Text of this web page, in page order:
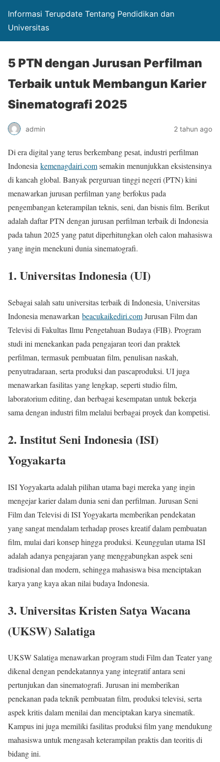
Informasi Terupdate Tentang Pendidikan dan
Universitas
5 PTN dengan Jurusan Perfilman
Terbaik untuk Membangun Karier
Sinematografi 2025
admin 2 tahun ago
Di era digital yang terus berkembang pesat, industri perfilman
Indonesia kemenagdairi.comsemakin menunjukkan eksistensinya
di kancah global. Banyak perguruan tinggi negeri (PTN) kini
menawarkan jurusan perfilman yang berfokus pada
pengembangan keterampilan teknis, seni, dan bisnis film. Berikut
adalah daftar PTN dengan jurusan perfilman terbaik di Indonesia
pada tahun 2025 yang patut diperhitungkan oleh calon mahasiswa
yang ingin menekuni dunia sinematografi.
1. Universitas Indonesia (UI)
Sebagai salah satu universitas terbaik di Indonesia, Universitas
Indonesia menawarkan beacukaikediri.comJurusan Film dan
Televisi di Fakultas Ilmu Pengetahuan Budaya (FIB). Program
studi ini menekankan pada pengajaran teori dan praktek
perfilman, termasuk pembuatan film, penulisan naskah,
penyutradaraan, serta produksi dan pascaproduksi. UI juga
menawarkan fasilitas yang lengkap, seperti studio film,
laboratorium editing, dan berbagai kesempatan untuk bekerja
sama dengan industri film melalui berbagai proyek dan kompetisi.
2. Institut Seni Indonesia (ISI)
Yogyakarta
ISI Yogyakarta adalah pilihan utama bagi mereka yang ingin
mengejar karier dalam dunia seni dan perfilman. Jurusan Seni
Film dan Televisi di ISI Yogyakarta memberikan pendekatan
yang sangat mendalam terhadap proses kreatif dalam pembuatan
film, mulai dari konsep hingga produksi. Keunggulan utama ISI
adalah adanya pengajaran yang menggabungkan aspek seni
tradisional dan modern, sehingga mahasiswa bisa menciptakan
karya yang kaya akan nilai budaya Indonesia.
3. Universitas Kristen Satya Wacana
(UKSW) Salatiga
UKSW Salatiga menawarkan program studi Film dan Teater yang
dikenal dengan pendekatannya yang integratif antara seni
pertunjukan dan sinematografi. Jurusan ini memberikan
penekanan pada teknik pembuatan film, produksi televisi, serta
aspek kritis dalam menilai dan menciptakan karya sinematik.
Kampus ini juga memiliki fasilitas produksi film yang mendukung
mahasiswa untuk mengasah keterampilan praktis dan teoritis di
bidang ini.